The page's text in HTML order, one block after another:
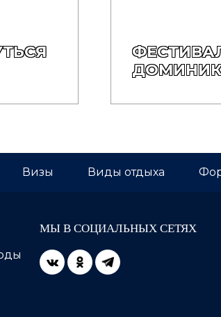
Визы Виды отдыха
МЫ В СОЦИАЛЬНЫХ СЕТЯХ